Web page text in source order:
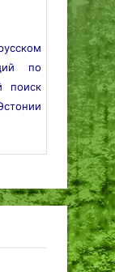
по
поиск